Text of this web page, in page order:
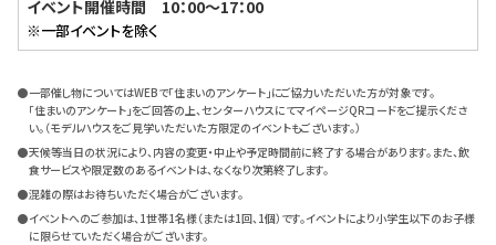
イベント開催時間 10：00～17：00
※一部イベントを除く
●一部催し物についてはWEBで「住まいのアンケート」にご協力いただいた方が対象です。
「住まいのアンケート」をご回答の上、センターハウスにてマイページQRコードをご提示くださ
い。（モデルハウスをご見学いただいた方限定のイベントもございます。）
●天候等当日の状況により、内容の変更・中止や予定時間前に終了する場合があります。また、飲
食サービスや限定数のあるイベントは、なくなり次第終了します。
●混雑の際はお待ちいただく場合がございます。
●イベントへのご参加は、1世帯1名様（または1回、1個）です。イベントにより小学生以下のお子様
に限らせていただく場合がございます。